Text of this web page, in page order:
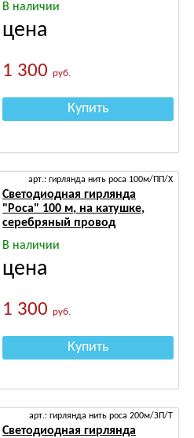
В наличии
цена
1 300руб.
Купить
арт.: гирлянда нить роса 100м/ПП/Х
Светодиодная гирлянда
"Роса" 100 м, на катушке,
серебряный провод
В наличии
цена
1 300руб.
Купить
арт.: гирлянда нить роса 200м/ЗП/Т
Светодиодная гирлянда